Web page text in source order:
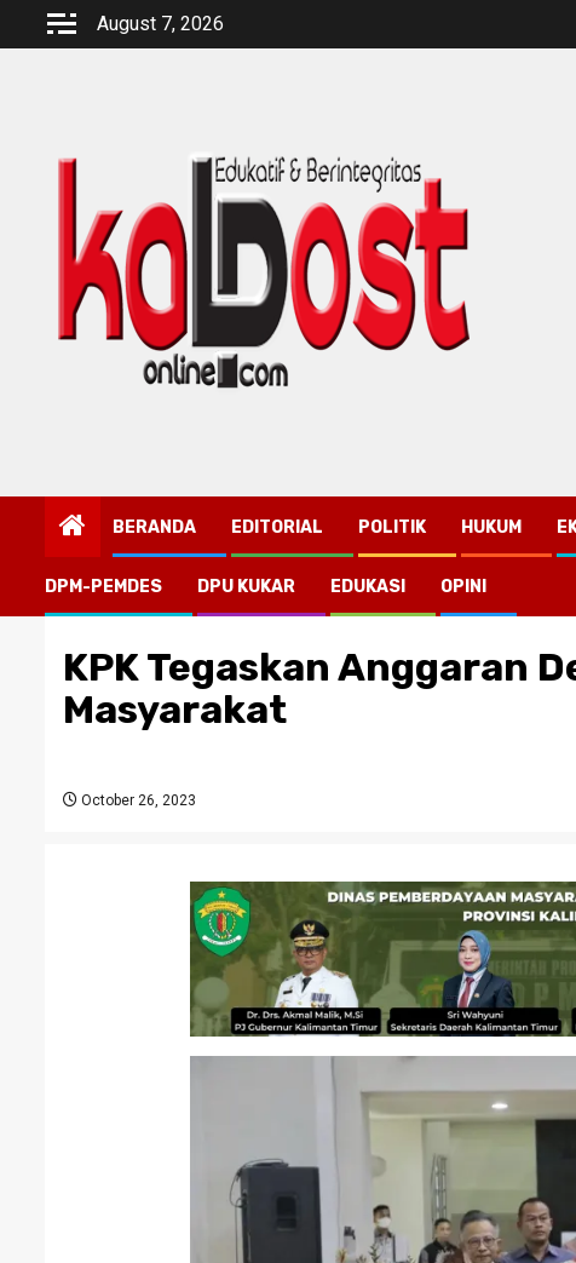
August 7, 2026
BERANDA EDITORIAL POLITIK HUKUM
DPM-PEMDES DPU KUKAR EDUKASI OPINI
KPK Tegaskan Anggaran
Masyarakat
October 26, 2023